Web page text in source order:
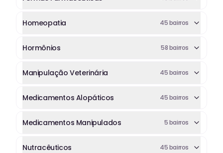
Homeopatia 45bairros
Hormônios 58bairros
Manipulação Veterinária 45bairros
Medicamentos Alopáticos 45bairros
Medicamentos Manipulados 5bairros
Nutracêuticos 45bairros